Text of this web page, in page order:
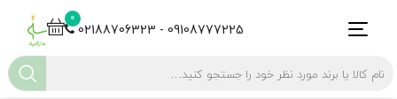
0
02188706323 - 09108777225